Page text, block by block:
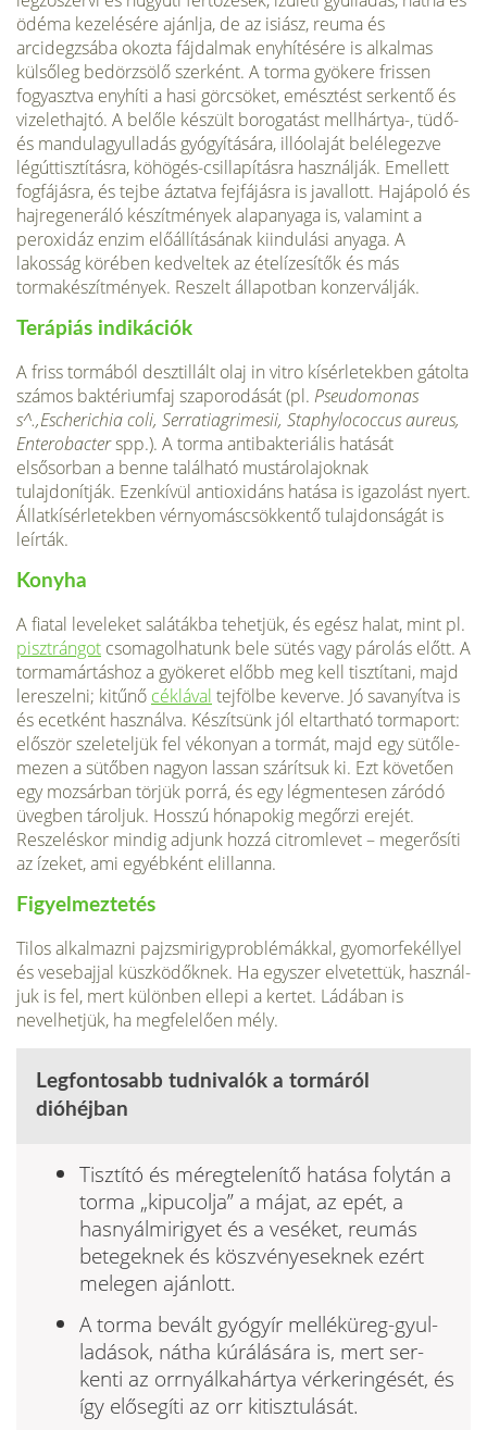
ödéma kezelésére ajánlja, de az isiász, reuma és
arcidegzsába okozta fájdalmak eny­hítésére is alkalmas
külsőleg bedörzsölő szerként. A torma gyökere frissen
fogyaszt­va enyhíti a hasi görcsöket, emésztést serkentő és
vizelethajtó. A belőle készült bo­rogatást mellhártya-, tüdő-
és mandulagyulladás gyógyítására, illóolaját belélegezve
légúttisztításra, köhögés-csillapításra használják. Emellett
fogfájásra, és tejbe áztatva fejfájásra is javallott. Hajápoló és
hajregeneráló készítmények alapanyaga is, valamint a
peroxidáz enzim előállításának kiindulási anyaga. A
lakosság körében kedveltek az ételízesítők és más
tormakészítmények. Reszelt állapotban konzerválják.
Terápiás indikációk
A friss tormából desztillált olaj in vitro kísérletekben gátolta
számos baktériumfaj szaporodását (pl. Pseudomonas
s^.,Escherichia coli, Serratiagrimesii, Staphylococcus aureus,
Enterobacterspp.). A torma antibakteriális hatását
elsősorban a benne található mustárolajoknak
tulajdonítják. Ezenkívül antioxidáns hatása is igazolást nyert.
Állatkí­sérletekben vérnyomáscsökkentő tulajdonságát is
leírták.
Konyha
A fiatal leveleket salátákba tehetjük, és egész halat, mint pl.
pisztrángot csomagolhatunk bele sütés vagy párolás előtt. A
tormamártáshoz a gyö­keret előbb meg kell tisztítani, majd
lereszelni; kitűnő céklával tejfölbe keverve. Jó savanyítva is
és ecetként használva. Készítsünk jól eltartha­tó tormaport:
először szeleteljük fel vékonyan a tormát, majd egy sütőle­
mezen a sütőben nagyon lassan szárítsuk ki. Ezt követően
egy mozsár­ban törjük porrá, és egy légmentesen záródó
üvegben tároljuk. Hosszú hónapokig megőrzi erejét.
Reszeléskor mindig adjunk hozzá citromlevet – megerősíti
az ízeket, ami egyébként elillanna.
Figyelmeztetés
Tilos alkalmazni pajzsmirigy­problémákkal, gyomorfekéllyel
és vesebajjal küszködőknek. Ha egyszer elvetettük, használ­
juk is fel, mert különben ellepi a kertet. Ládában is
nevelhet­jük, ha megfelelően mély.
Legfontosabb tudnivalók a tormáról
dióhéjban
Tisztító és méregtelenítő hatása folytán a
torma „kipucolja” a májat, az epét, a
hasnyálmirigyet és a veséket, reumás
betegeknek és köszvényeseknek ezért
melegen ajánlott.
A torma bevált gyógyír melléküreg-gyul­
ladások, nátha kúrálására is, mert ser­
kenti az orrnyálkahártya vérkeringését, és
így elősegíti az orr kitisztulását.